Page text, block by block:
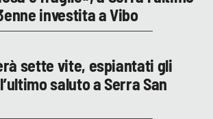
investita a Vibo
sette vite, espiantati gli
saluto a Serra San